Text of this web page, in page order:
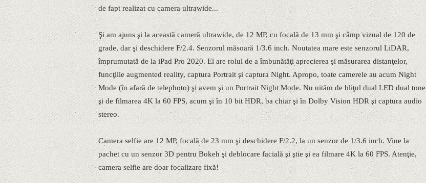
de fapt realizat cu camera ultrawide...
Şi am ajuns şi la această cameră ultrawide, de 12 MP, cu focală de 13 mm şi câmp vizual de 120 de
grade, dar şi deschidere F/2.4. Senzorul măsoară 1/3.6 inch. Noutatea mare este senzorul LiDAR,
împrumutată de la iPad Pro 2020. El are rolul de a îmbunătăţi aprecierea şi măsurarea distanţelor,
funcţiile augmented reality, captura Portrait şi captura Night. Apropo, toate camerele au acum Night
Mode (în afară de telephoto) şi avem şi un Portrait Night Mode. Nu uităm de bliţul dual LED dual tone
şi de filmarea 4K la 60 FPS, acum şi în 10 bit HDR, ba chiar şi în Dolby Vision HDR şi captura audio
stereo.
Camera selfie are 12 MP, focală de 23 mm şi deschidere F/2.2, la un senzor de 1/3.6 inch. Vine la
pachet cu un senzor 3D pentru Bokeh şi deblocare facială şi ştie şi ea filmare 4K la 60 FPS. Atenţie,
camera selfie are doar focalizare fixă!